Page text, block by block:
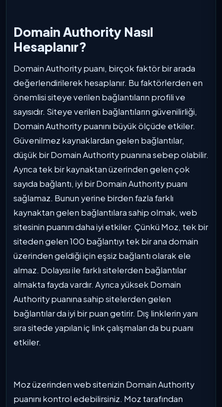
Domain Authority Nasıl
Hesaplanır?
Domain Authority puanı, birçok faktör bir arada
değerlendirilerek hesaplanır. Bu faktörlerden en
önemlisi siteye verilen bağlantıların profili ve
sayısıdır. Siteye verilen bağlantıların güvenilirliği,
Domain Authority puanını büyük ölçüde etkiler.
Güvenilmez kaynaklardan gelen bağlantılar,
düşük bir Domain Authority puanına sebep olabilir.
Ayrıca tek bir kaynaktan üzerinden gelen çok
sayıda bağlantı, iyi bir Domain Authority puanı
sağlamaz. Bunun yerine birden fazla farklı
kaynaktan gelen bağlantılara sahip olmak, web
sitesinin puanını daha iyi etkiler. Çünkü Moz, tek bir
siteden gelen 100 bağlantıyı tek bir ana domain
üzerinden geldiği için eşsiz bağlantı olarak ele
almaz. Dolayısı ile farklı sitelerden bağlantılar
almakta fayda vardır. Ayrıca yüksek Domain
Authority puanına sahip sitelerden gelen
bağlantılar da iyi bir puan getirir. Dış linklerin yanı
sıra sitede yapılan iç link çalışmaları da bu puanı
etkiler.
Moz üzerinden web sitenizin Domain Authority
puanını kontrol edebilirsiniz. Moz tarafından